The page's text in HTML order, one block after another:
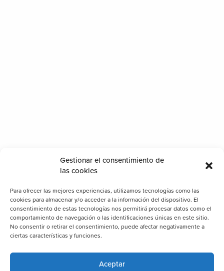
Gestionar el consentimiento de
las cookies
Para ofrecer las mejores experiencias, utilizamos tecnologías como las
cookies para almacenar y/o acceder a la información del dispositivo. El
consentimiento de estas tecnologías nos permitirá procesar datos como el
comportamiento de navegación o las identificaciones únicas en este sitio.
No consentir o retirar el consentimiento, puede afectar negativamente a
ciertas características y funciones.
Aceptar